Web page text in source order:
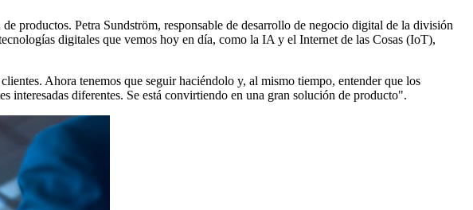
productos. Petra Sundström, responsable de desarrollo de negocio digital de la división
digitales que vemos hoy en día, como la IA y el Internet de las Cosas (IoT),
Ahora tenemos que seguir haciéndolo y, al mismo tiempo, entender que los
interesadas diferentes. Se está convirtiendo en una gran solución de producto".